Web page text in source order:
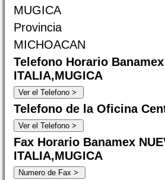
MUGICA
Provincia
MICHOACAN
Telefono Horario Banamex
ITALIA,MUGICA
Telefono de la Oficina
Fax Horario Banamex
ITALIA,MUGICA